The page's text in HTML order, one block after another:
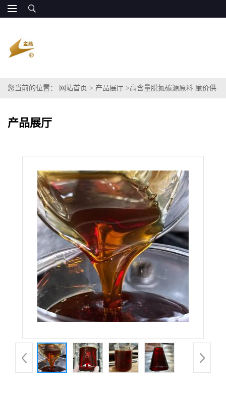
您当前的位置： 网站首页 > 产品展厅 >高含量脱氮碳源原料 廉价供
产品展厅